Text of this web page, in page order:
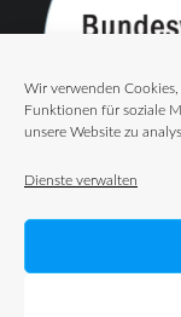
Wir verwenden
Funktionen für soziale
unsere Website zu
Dienste verwalten